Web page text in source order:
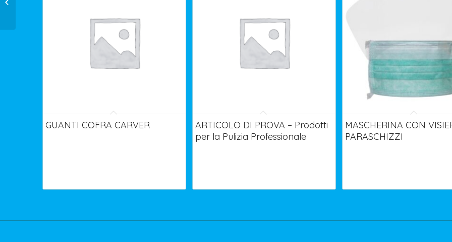
GUANTI COFRA CARVER
ARTICOLO DI PROVA – Prodotti
per la Pulizia Professionale
MASCHERINA CON
PARASCHIZZI